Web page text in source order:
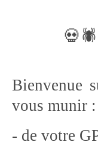
Bienvenue
vous munir :
- de votre